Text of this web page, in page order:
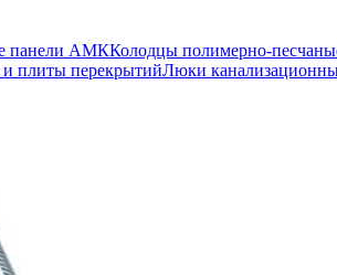
панели АМККолодцы полимерно-
плиты перекрытийЛюки